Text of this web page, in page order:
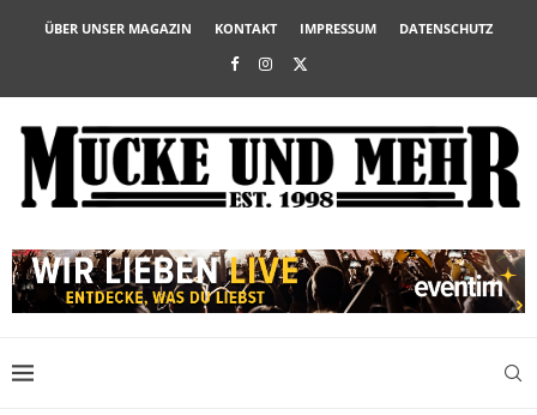
ÜBER UNSER MAGAZIN KONTAKT IMPRESSUM DATENSCHUTZ